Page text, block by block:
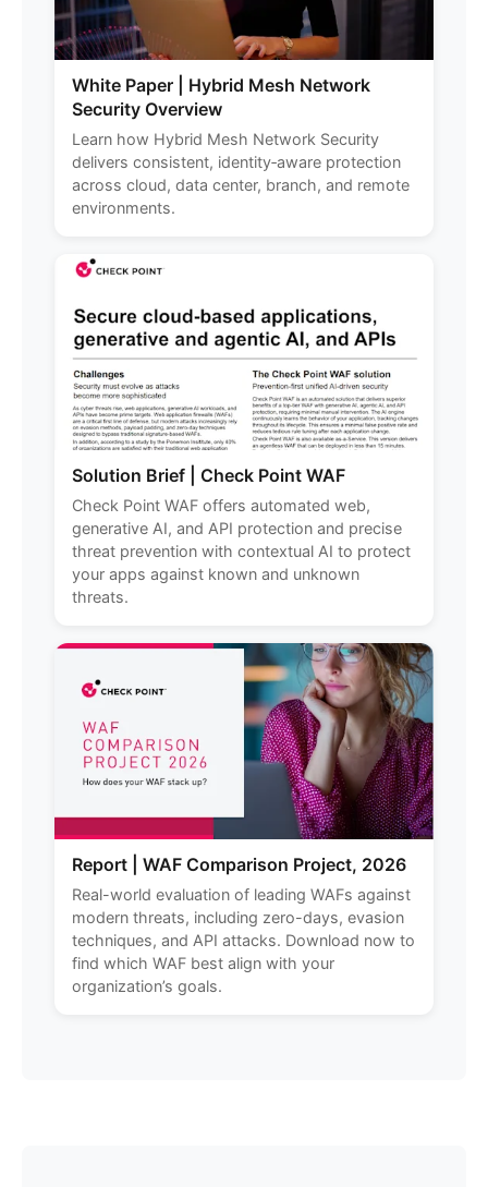
White Paper | Hybrid Mesh Network
Security Overview
Learn how Hybrid Mesh Network Security
delivers consistent, identity‑aware protection
across cloud, data center, branch, and remote
environments.
Solution Brief | Check Point WAF
Check Point WAF offers automated web,
generative AI, and API protection and precise
threat prevention with contextual AI to protect
your apps against known and unknown
threats.
Report | WAF Comparison Project, 2026
Real-world evaluation of leading WAFs against
modern threats, including zero-days, evasion
techniques, and API attacks. Download now to
find which WAF best align with your
organization’s goals.